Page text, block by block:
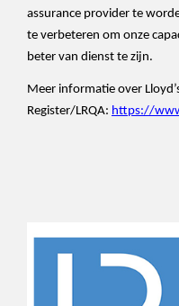
assurance provider te
te verbeteren om onze
beter van dienst te zijn.
Meer informatie over
Register/LRQA: https://